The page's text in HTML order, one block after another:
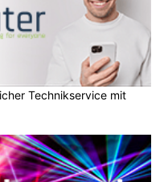
Technikservice mit